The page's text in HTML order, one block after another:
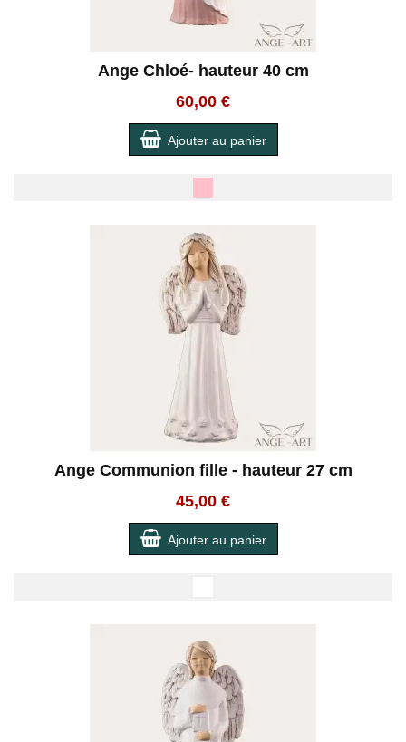
Ange Chloé- hauteur 40 cm
60,00 €
Ajouter au panier
Ange Communion fille - hauteur 27 cm
45,00 €
Ajouter au panier